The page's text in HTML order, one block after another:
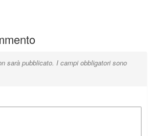
sarà pubblicato. I campi obbligatori sono